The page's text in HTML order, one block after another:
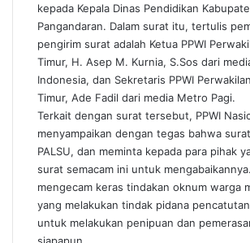
kepada Kepala Dinas Pendidikan
Pangandaran. Dalam surat itu, tertulis
pengirim surat adalah Ketua PPWI
Timur, H. Asep M. Kurnia, S.Sos dari
Indonesia, dan Sekretaris PPWI
Timur, Ade Fadil dari media Metro Pagi.
Terkait dengan surat tersebut, PPWI
menyampaikan dengan tegas bahwa
PALSU, dan meminta kepada para pihak
surat semacam ini untuk
mengecam keras tindakan oknum warga
yang melakukan tindak pidana pencatutan
untuk melakukan penipuan dan
siapapun.